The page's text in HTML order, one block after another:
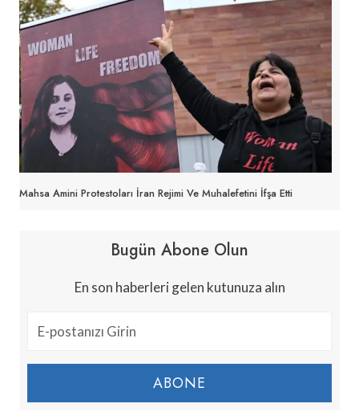
Mahsa Amini Protestoları İran Rejimi Ve Muhalefetini İfşa Etti
Bugün Abone Olun
En son haberleri gelen kutunuza alın
ABONE